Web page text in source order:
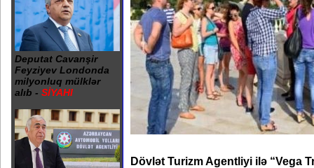
Deputat Cavanşir
Feyziyev Londonda
milyonluq mülklər
alıb - SİYAHI
Dövlət Turizm Agentliyi ilə “Vega